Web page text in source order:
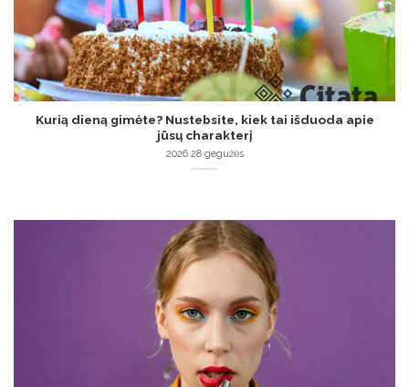
Kurią dieną gimėte? Nustebsite, kiek tai išduoda apie
jūsų charakterį
2026 28 gegužės